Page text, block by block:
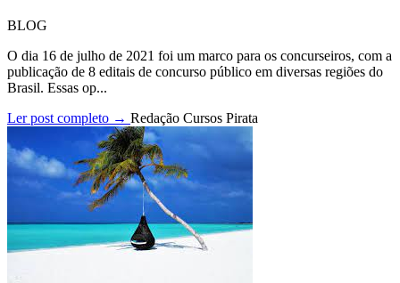
BLOG
O dia 16 de julho de 2021 foi um marco para os concurseiros, com a
publicação de 8 editais de concurso público em diversas regiões do
Brasil. Essas op...
Ler post completo → Redação Cursos Pirata